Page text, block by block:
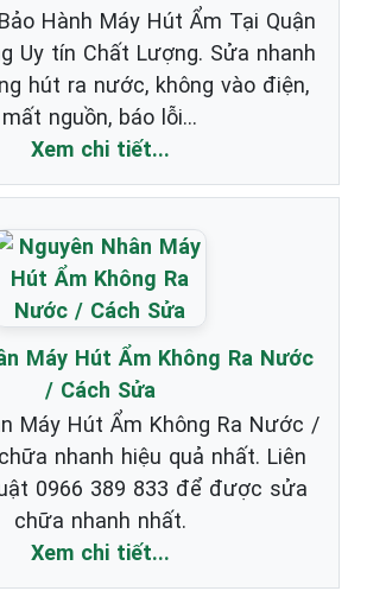
Hành Máy Hút Ẩm Tại Quận
Uy tín Chất Lượng. Sửa nhanh
hút ra nước, không vào điện,
mất nguồn, báo lỗi...
Xem chi tiết...
Máy Hút Ẩm Không Ra Nước
/ Cách Sửa
Máy Hút Ẩm Không Ra Nước /
nhanh hiệu quả nhất. Liên
0966 389 833 để được sửa
chữa nhanh nhất.
Xem chi tiết...